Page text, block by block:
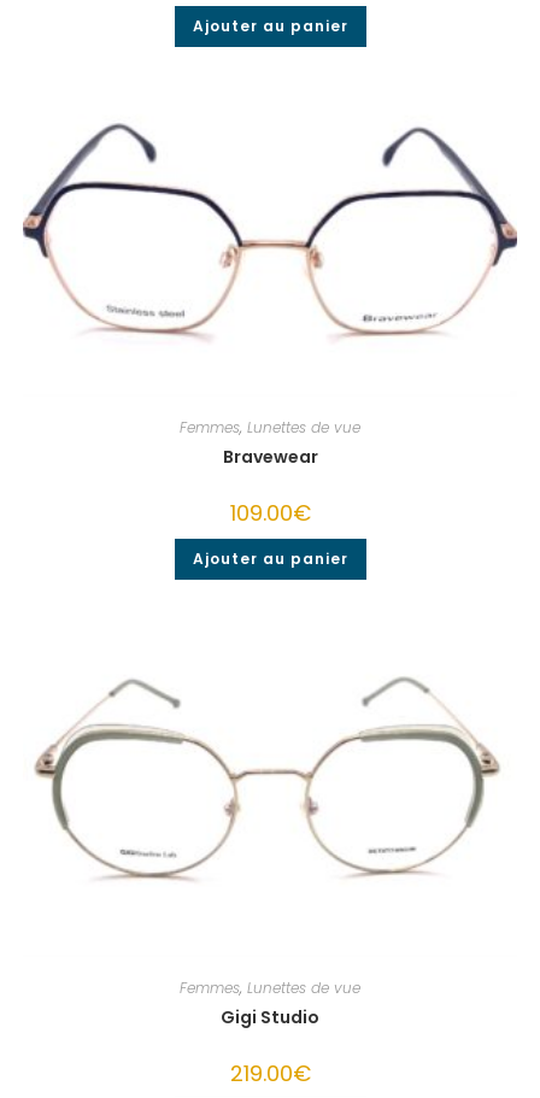
Ajouter au panier
Femmes, Lunettes de vue
Bravewear
109.00€
Ajouter au panier
Femmes, Lunettes de vue
Gigi Studio
219.00€